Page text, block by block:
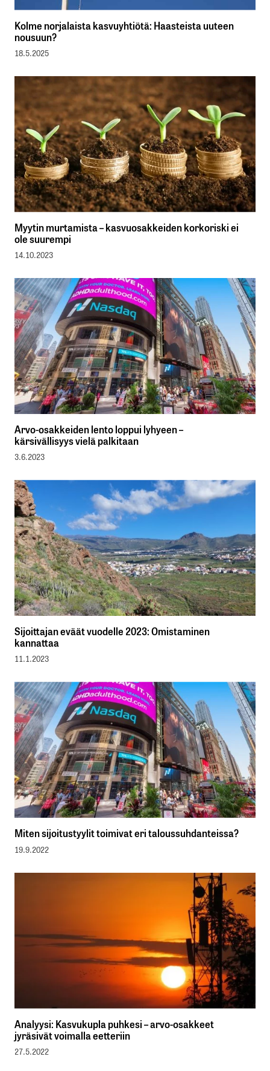
Kolme norjalaista kasvuyhtiötä: Haasteista uuteen
nousuun?
18.5.2025
Myytin murtamista – kasvuosakkeiden korkoriski ei
ole suurempi
14.10.2023
Arvo-osakkeiden lento loppui lyhyeen –
kärsivällisyys vielä palkitaan
3.6.2023
Sijoittajan eväät vuodelle 2023: Omistaminen
kannattaa
11.1.2023
Miten sijoitustyylit toimivat eri taloussuhdanteissa?
19.9.2022
Analyysi: Kasvukupla puhkesi – arvo-osakkeet
jyräsivät voimalla eetteriin
27.5.2022